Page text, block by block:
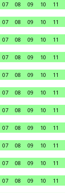
07 08 09 10 11
07 08 09 10 11
07 08 09 10 11
07 08 09 10 11
07 08 09 10 11
07 08 09 10 11
07 08 09 10 11
07 08 09 10 11
07 08 09 10 11
07 08 09 10 11
07 08 09 10 11